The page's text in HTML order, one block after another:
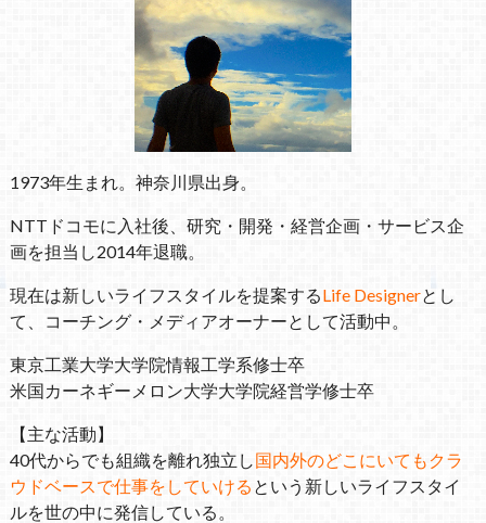
1973年生まれ。神奈川県出身。
NTTドコモに入社後、研究・開発・経営企画・サービス企
画を担当し2014年退職。
現在は新しいライフスタイルを提案するLife Designerとし
て、コーチング・メディアオーナーとして活動中。
東京工業大学大学院情報工学系修士卒
米国カーネギーメロン大学大学院経営学修士卒
【主な活動】
40代からでも組織を離れ独立し 国内外のどこにいてもクラ
ウドベースで仕事をしていける という新しいライフスタイ
ルを世の中に発信している。